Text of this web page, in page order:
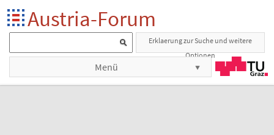
Austria-Forum
Erklaerung zur Suche und weitere
Optionen
Menü